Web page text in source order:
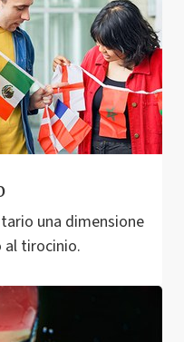
una dimensione
al tirocinio.